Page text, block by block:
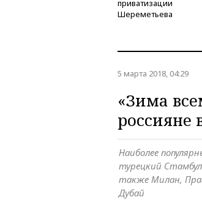
приватизации
Шереметьева
5 марта 2018, 04:29
«Зима
россияне
Наиболее
турецкий
также Милан,
Дубай